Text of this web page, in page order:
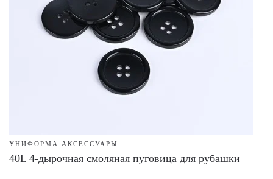
УНИФОРМА АКСЕССУАРЫ
40L 4-дырочная смоляная пуговица для рубашки